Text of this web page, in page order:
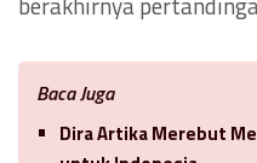
Baca Juga
Dira Artika Merebut